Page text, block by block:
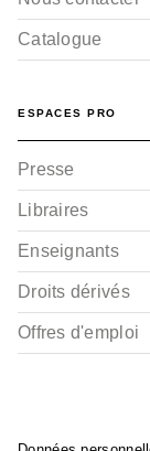
Catalogue
ESPACES PRO
Presse
Libraires
Enseignants
Droits dérivés
Offres d'emploi